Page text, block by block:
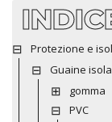
Protezione e
Guaine
gomma
PVC